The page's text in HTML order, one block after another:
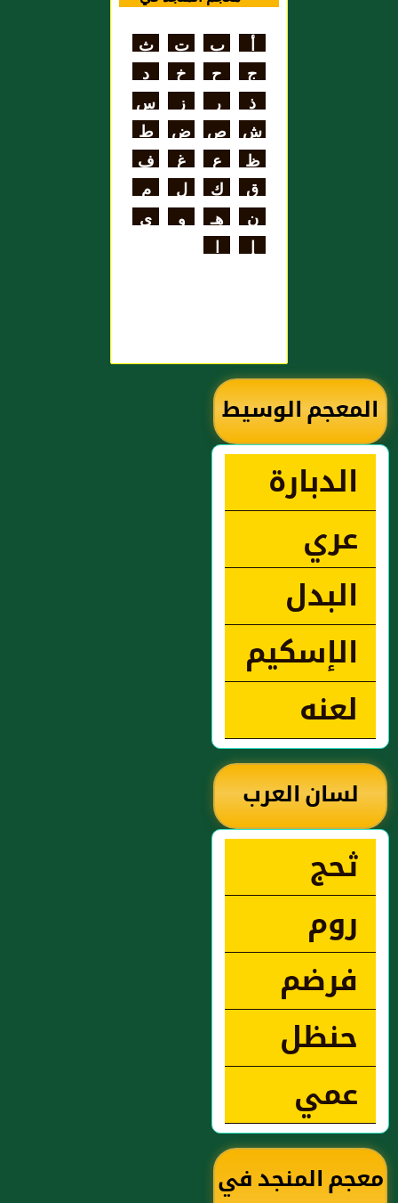
علي بن الحسن
الهنائي الأزدي
أ ب ت
ث
ج
ح خ
د
ذ
ر ز
س
ش ص ض
ط
ظ
ع غ
ف
ق
ك ل
م
ن
هـ و
ي
إ
ا
المعجم الوسيط
الدبارة
عري
البدل
الإسكيم
لعنه
لسان العرب
ثحج
روم
فرضم
حنظل
عمي
معجم المنجد في